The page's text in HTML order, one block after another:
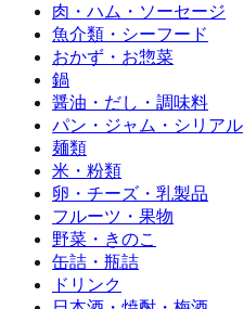
肉・ハム・ソーセージ
魚介類・シーフード
おかず・お惣菜
鍋
醤油・だし・調味料
パン・ジャム・シリアル
麺類
米・粉類
卵・チーズ・乳製品
フルーツ・果物
野菜・きのこ
缶詰・瓶詰
ドリンク